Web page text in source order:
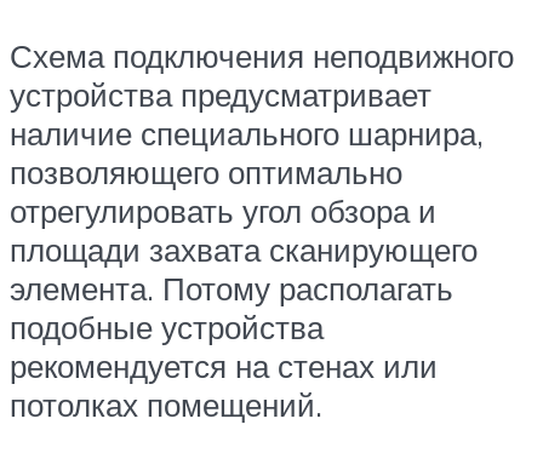
Схема подключения неподвижного
устройства предусматривает
наличие специального шарнира,
позволяющего оптимально
отрегулировать угол обзора и
площади захвата сканирующего
элемента. Потому располагать
подобные устройства
рекомендуется на стенах или
потолках помещений.